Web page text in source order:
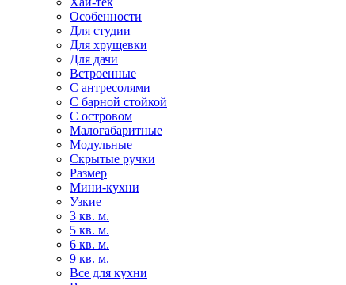
Особенности
Для студии
Для хрущевки
Для дачи
Встроенные
С антресолями
С барной стойкой
С островом
Малогабаритные
Модульные
Скрытые ручки
Размер
Мини-кухни
Узкие
3 кв. м.
5 кв. м.
6 кв. м.
9 кв. м.
Все для кухни